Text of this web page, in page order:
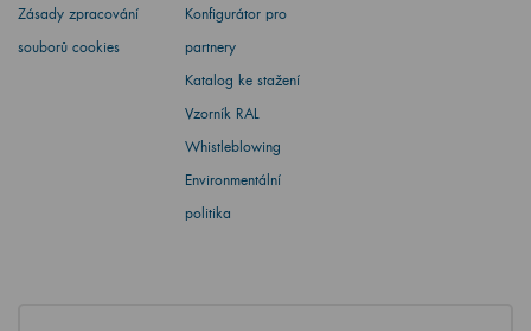
Zásady zpracování
souborů cookies
Konfigurátor pro
partnery
Katalog ke stažení
Vzorník RAL
Whistleblowing
Environmentální
politika